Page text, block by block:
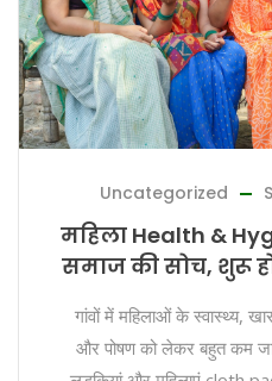
Uncategorized
महिला Health &
समाज की सोच, शुरू
गांवों में महिलाओं के स्वास्थ्य,
और पोषण को लेकर बहुत कम